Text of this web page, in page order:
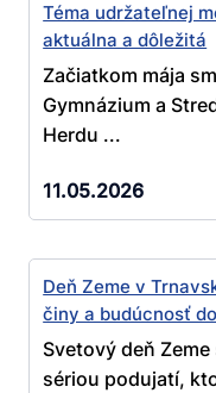
Téma udržateľnej
aktuálna a dôležitá
Začiatkom mája
Gymnázium a
Herdu ...
11.05.2026
Deň Zeme v
činy a budúcnosť
Svetový deň
sériou podujatí,